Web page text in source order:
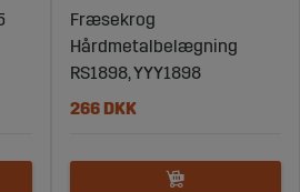
Fræsekrog
Hårdmetalbelægning
RS1898, YYY1898
266 DKK